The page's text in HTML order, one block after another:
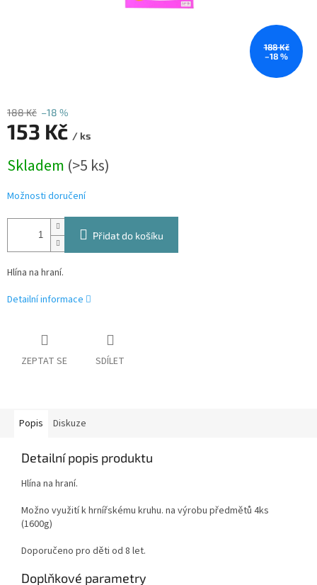
188 Kč
–18 %
188 Kč –18 %
153 Kč / ks
cena:
Skladem (>5 ks)
Možnosti doručení
Přidat do košíku
Hlína na hraní.
Detailní informace
ZEPTAT SE SDÍLET
Popis Diskuze
Detailní popis produktu
Hlína na hraní.
Možno využití k hrnířskému kruhu. na výrobu předmětů 4ks
(1600g)
Doporučeno pro děti od 8 let.
Doplňkové parametry